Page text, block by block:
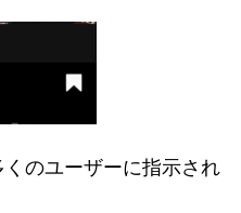
のユーザーに指示され